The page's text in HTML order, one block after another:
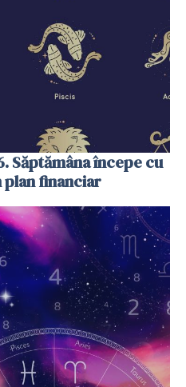
Săptămâna începe cu
plan financiar